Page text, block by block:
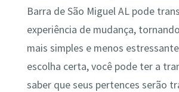
Barra de São Miguel AL pode
experiência de mudança,
mais simples e menos
escolha certa, você pode ter a
saber que seus pertences serão